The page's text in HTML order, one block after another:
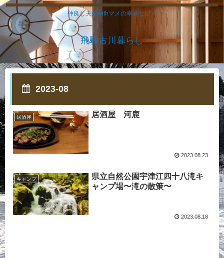
仲良し夫婦withマメの幸せな日々
飛騨古川暮らし
2023-08
居酒屋 居酒屋 河鹿
2023.08.23
キャンプ
県立自然公園宇津江四十八滝キ
ャンプ場〜滝の散策〜
2023.08.18